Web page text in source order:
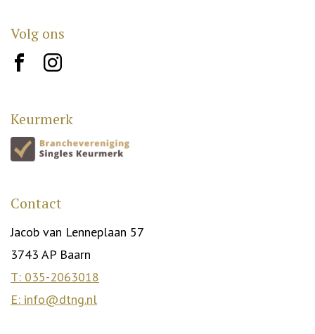
Volg ons
brand10 brand12
Keurmerk
Contact
Jacob van Lenneplaan 57
3743 AP Baarn
T: 035-2063018
E: info@dtng.nl